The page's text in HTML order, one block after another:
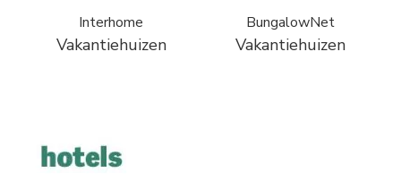
Interhome
Vakantiehuizen
BungalowNet
Vakantiehuizen